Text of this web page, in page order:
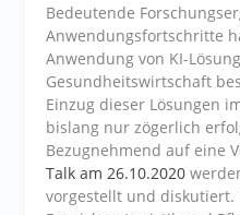
Bedeutende
Anwendungsfortschritte
Anwendung von KI-
Gesundheitswirtschaft
Einzug dieser Lösungen
bislang nur zögerlich
Bezugnehmend auf eine
Talk am 26.10.2020
vorgestellt und diskutiert.